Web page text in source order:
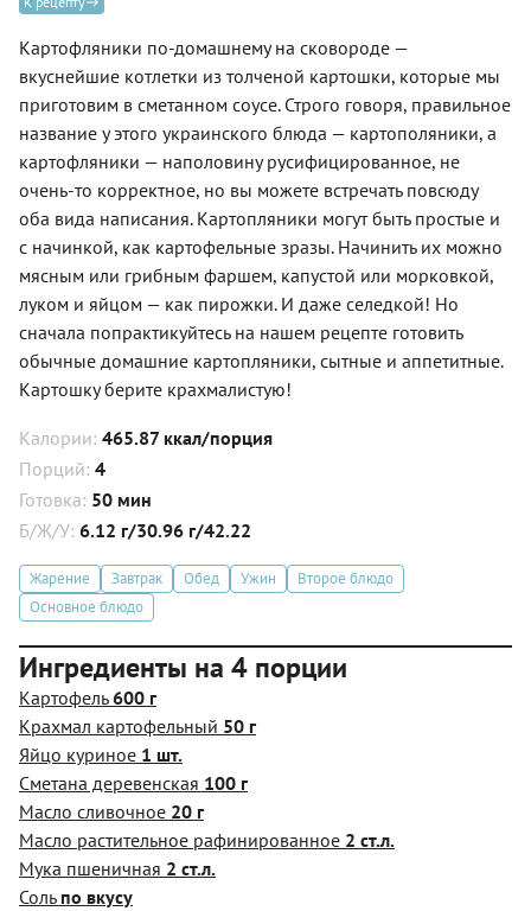
Картофляники по-домашнему на сковороде —
вкуснейшие котлетки из толченой картошки, которые мы
приготовим в сметанном соусе. Строго говоря, правильное
название у этого украинского блюда — картополяники, а
картофляники — наполовину русифицированное, не
очень-то корректное, но вы можете встречать повсюду
оба вида написания. Картопляники могут быть простые и
с начинкой, как картофельные зразы. Начинить их можно
мясным или грибным фаршем, капустой или морковкой,
луком и яйцом — как пирожки. И даже селедкой! Но
сначала попрактикуйтесь на нашем рецепте готовить
обычные домашние картопляники, сытные и аппетитные.
Картошку берите крахмалистую!
Калории: 465.87 ккал/порция
Порций: 4
Готовка: 50 мин
Б/Ж/У: 6.12 г/30.96 г/42.22
Жарение Завтрак Обед Ужин
Второе блюдо
Основное блюдо
Ингредиенты на 4 порции
Картофель600 г
Крахмал картофельный 50 г
Яйцо куриное 1 шт.
Сметана деревенская 100 г
Масло сливочное 20 г
Масло растительное рафинированное 2 ст.л.
Мука пшеничная 2 ст.л.
Соль по вкусу